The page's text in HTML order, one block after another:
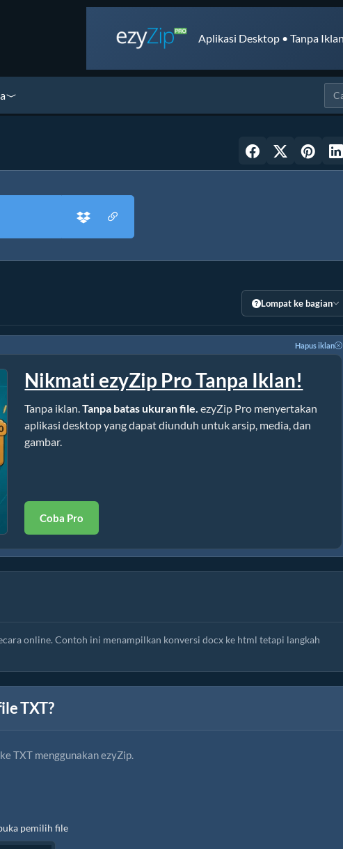
Aplikasi Desktop • Tanpa
Lompat ke bagian
Hapus iklan
Nikmati ezyZip Pro Tanpa Iklan!
Tanpa iklan.Tanpa batas ukuran file. ezyZip Pro menyertakan
aplikasi desktop yang dapat diunduh untuk arsip, media, dan
gambar.
Coba Pro
online. Contoh ini menampilkan konversi docx ke html tetapi langkah
TXT?
TXT menggunakan ezyZip.
pemilih file